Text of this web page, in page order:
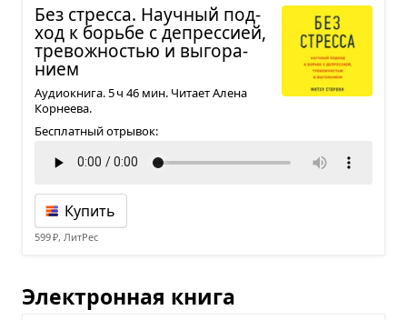
Без стресса. Науч­ный под­
ход к борьбе с депрес­сией,
тре­вож­но­стью и выго­ра­
нием
Аудиокнига. 5 ч 46 мин. Читает Алена
Корнеева.
Бесплатный отрывок:
Купить
599 ₽, ЛитРес
Электронная книга